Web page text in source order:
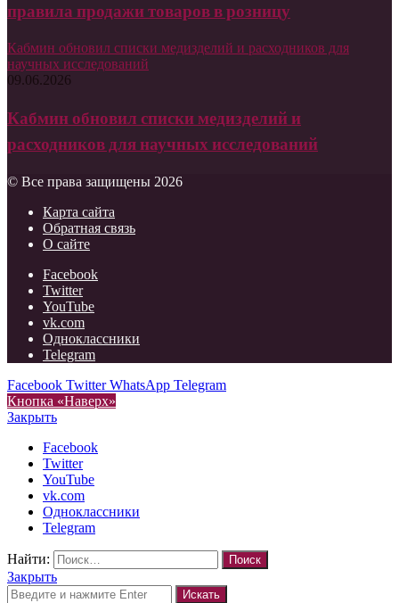
правила продажи товаров в розницу
Кабмин обновил списки медизделий и расходников для
научных исследований
09.06.2026
Кабмин обновил списки медизделий и
расходников для научных исследований
© Все права защищены 2026
Карта сайта
Обратная связь
О сайте
Facebook
Twitter
YouTube
vk.com
Одноклассники
Telegram
Facebook Twitter WhatsApp Telegram
Кнопка «Наверх»
Закрыть
Facebook
Twitter
YouTube
vk.com
Одноклассники
Telegram
Найти:
Закрыть
Искать